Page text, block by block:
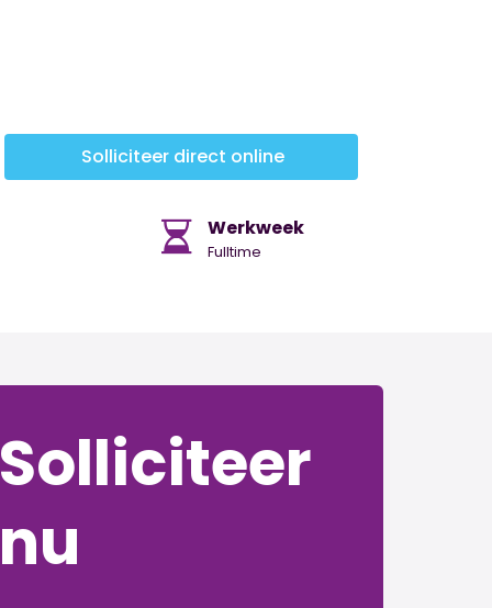
Solliciteer direct online
Werkweek
Fulltime
Solliciteer
nu